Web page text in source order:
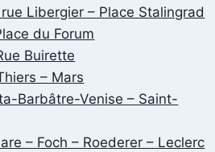
Libergier – Place Stalingrad
du Forum
Buirette
– Mars
Barbâtre-Venise – Saint-
– Foch – Roederer – Leclerc